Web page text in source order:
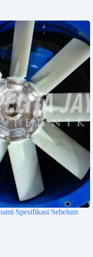
Spesifikasi Sebelum